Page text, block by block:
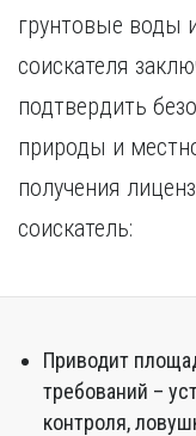
грунтовые воды
соискателя
подтвердить
природы и
получения
соискатель:
Приводит
требований –
контроля,